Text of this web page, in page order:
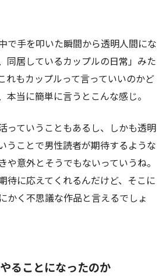
で手を叩いた瞬間から透明人間にな
同居しているカップルの日常」みた
れもカップルって言っていいのかど
本当に簡単に言うとこんな感じ。
っていうこともあるし、しかも透明
うことで男性読者が期待するような
や意外とそうでもないっていうね。
待に応えてくれるんだけど、そこに
かく不思議な作品と言えるでしょ
ることになったのか